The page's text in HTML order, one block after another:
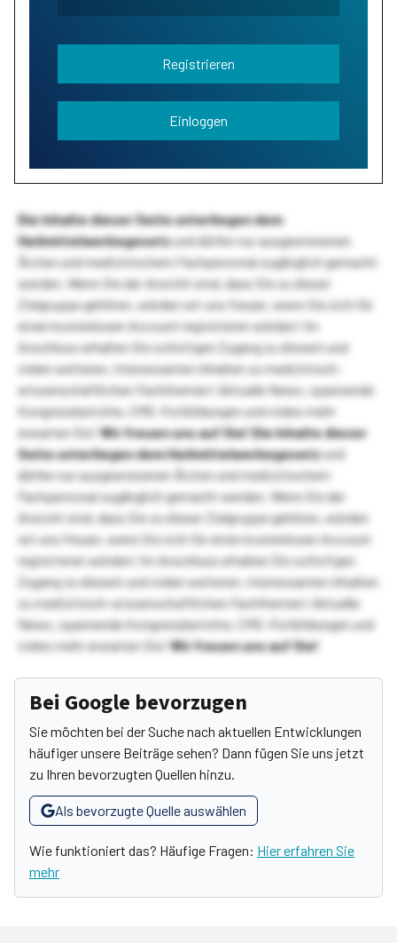
Registrieren
Einloggen
Die Inhalte dieser Seite unterliegen dem
Heilmittelwerbegesetzund dürfen nur ausgewiesenen
Ärzten und medizinischem Fachpersonal zugänglich gemacht
werden. Wenn Sie der Ansicht sind, dass Sie zu dieser
Zielgruppe gehören, würden wir uns freuen, wenn Sie sich für
einen kostenlosen Account registrieren würden! Im
Anschluss erhalten Sie sofortigen Zugang zu diesem und
vielen weiteren, interessanten Inhalten zu medizinisch-
wissenschaftlichen Fachthemen! Aktuelle News, spannende
Kongressberichte, CME-Fortbildungen und vieles mehr
erwarten Sie!Wir freuen uns auf Sie!Die Inhalte dieser
Seite unterliegen dem Heilmittelwerbegesetzund
dürfen nur ausgewiesenen Ärzten und medizinischem
Fachpersonal zugänglich gemacht werden. Wenn Sie der
Ansicht sind, dass Sie zu dieser Zielgruppe gehören, würden
wir uns freuen, wenn Sie sich für einen kostenlosen Account
registrieren würden! Im Anschluss erhalten Sie sofortigen
Zugang zu diesem und vielen weiteren, interessanten Inhalten
zu medizinisch-wissenschaftlichen Fachthemen! Aktuelle
News, spannende Kongressberichte, CME-Fortbildungen und
vieles mehr erwarten Sie!Wir freuen uns auf Sie!
Bei Google bevorzugen
Sie möchten bei der Suche nach aktuellen Entwicklungen
häufiger unsere Beiträge sehen? Dann fügen Sie uns jetzt
zu Ihren bevorzugten Quellen hinzu.
Als bevorzugte Quelle auswählen
Wie funktioniert das? Häufige Fragen: Hier erfahren Sie
mehr